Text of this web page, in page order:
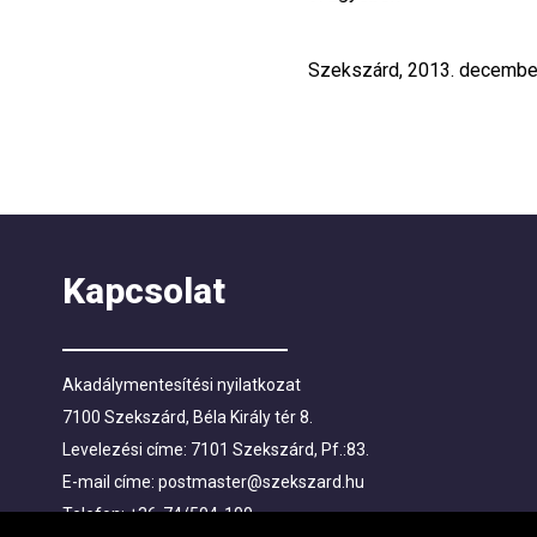
Szekszárd, 2013.
Kapcsolat
Akadálymentesítési nyilatkozat
7100 Szekszárd, Béla Király tér 8.
Levelezési címe: 7101 Szekszárd, Pf.:83.
E-mail címe: postmaster@szekszard.hu
Telefon: +36-74/504-100